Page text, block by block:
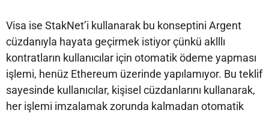
Visa ise StakNet’i kullanarak bu konseptini Argent
cüzdanıyla hayata geçirmek istiyor çünkü aklllı
kontratların kullanıcılar için otomatik ödeme yapması
işlemi, henüz Ethereum üzerinde yapılamıyor. Bu teklif
sayesinde kullanıcılar, kişisel cüzdanlarını kullanarak,
her işlemi imzalamak zorunda kalmadan otomatik